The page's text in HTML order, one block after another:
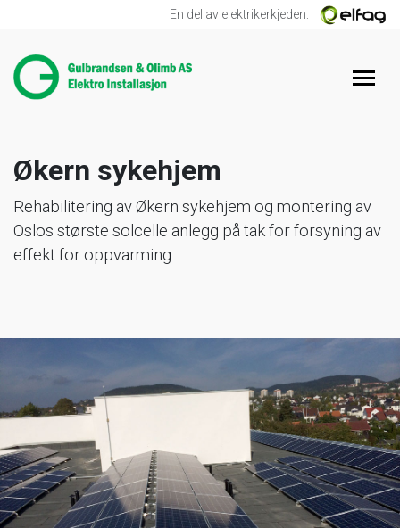
En del av elektrikerkjeden:
Økern sykehjem
Rehabilitering av Økern sykehjem og montering av
Oslos største solcelle anlegg på tak for forsyning av
effekt for oppvarming.